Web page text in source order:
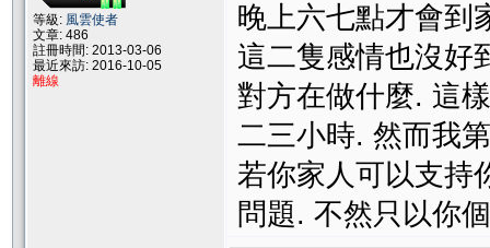
等級: 風雲使者
文章: 486
註冊時間: 2013-03-06
最近來訪: 2016-10-05
離線
晚上六七點才會到
這二隻感情也沒好
對方在做什麼. 這
二三小時. 然而我
若你家人可以支持
問題. 不然只以你